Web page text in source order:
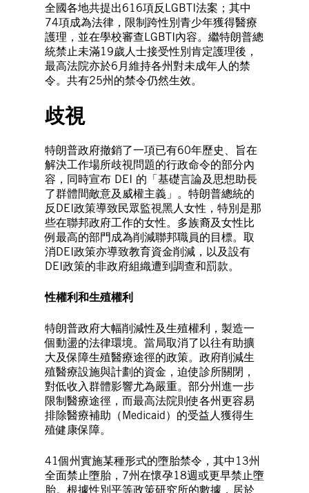
全國各地共提出616項反LGBTI法案；其中
74項成為法律，限制跨性別青少年獲得醫療
護理，並在學校審查LGBTI內容。繼特朗普總
統禁止未滿19歲人士接受性別肯定護理後，
最高法院亦於6月維持各州對未成年人的禁
令。共有25州的禁令仍然生效。
歧視
特朗普政府撤銷了一項已有60年歷史、旨在
解決工作場所歧視問題的行政命令的部分內
容，同時宣布 DEI 的「基礎言論及思想助長
了群體間敵意及威權主義」。特朗普總統的
反DEI政策導致民眾監視黑人女性，特別是那
些在聯邦政府工作的女性。多族裔及女性比
例最高的部門成為削減聯邦職員的目標。取
消DEI政策亦導致教育資金削減，以及設有
DEI政策的非政府組織遭到調查和罰款。
性權利和生殖權利
特朗普政府大幅削減性及生殖權利，製造一
個動盪的法律環境。當局取消了以往有助擴
大及保障生殖醫療途徑的政策。政府削減生
殖醫療設施與計劃的資金，迫使診所關閉，
對低收入群體影響尤為嚴重。部分州進一步
限制醫療途徑，而最高法院則使各州更容易
排除醫療補助（Medicaid）的受益人獲得生
殖健康保障。
41個州實施某種形式的墮胎禁令，其中13州
全面禁止墮胎，7州在懷孕18週或更早禁止墮
胎。根據性別平等政策研究所的數據，居於